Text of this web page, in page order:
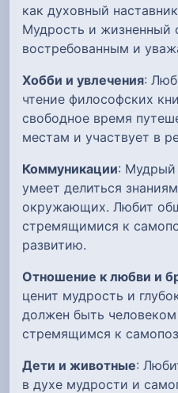
как духовный
Мудрость и жизненный
востребованным и
Хобби и увлечения:
чтение философских
свободное время
местам и участвует в
Коммуникации: Мудрый
умеет делиться
окружающих. Любит
стремящимися к
развитию.
Отношение к любви и
ценит мудрость и
должен быть
стремящимся к
Дети и животные:
в духе мудрости и